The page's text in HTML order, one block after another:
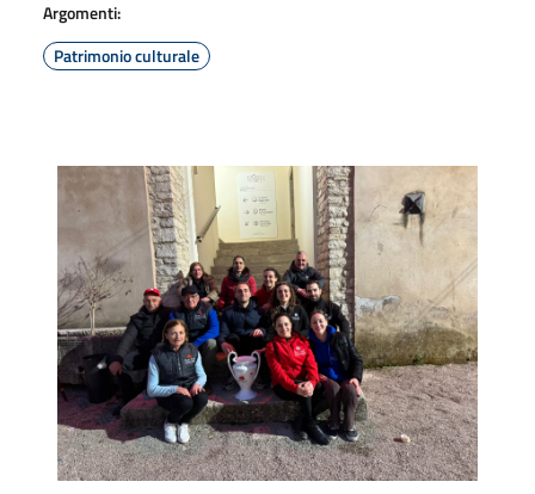
Argomenti:
Patrimonio culturale